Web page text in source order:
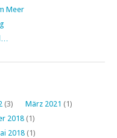
Meer
(3) März 2021 (1)
2018 (1)
2018 (1)